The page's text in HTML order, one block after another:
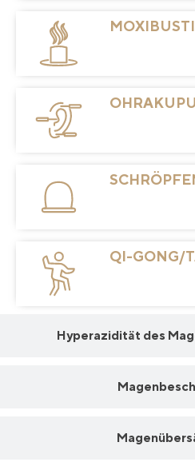
Hyperazidität des
QI-GONG/